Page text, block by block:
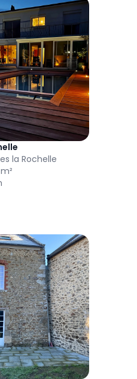
la Rochelle
m²